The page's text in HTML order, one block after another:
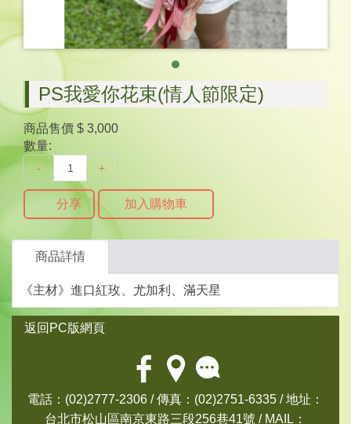
PS我愛你花束(情人節限定)
商品售價 $ 3,000
數量:
- +
分享 加入購物車
商品詳情
《主材》進口紅玫、尤加利、滿天星
返回PC版網頁
電話：(02)2777-2306 / 傳真：(02)2751-6335 / 地址：
台北市松山區南京東路三段256巷41號 / MAIL：